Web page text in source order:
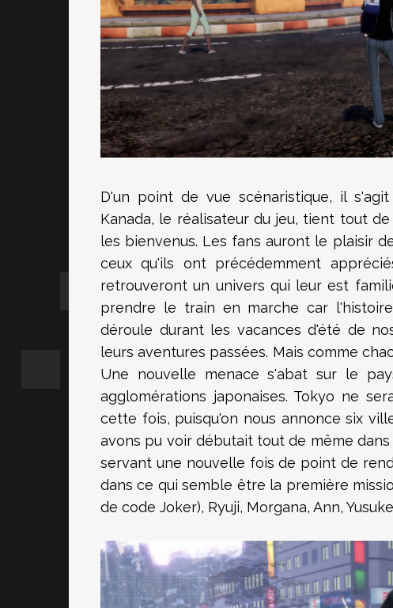
D'un point de vue scénaristique, il
Kanada, le réalisateur du jeu, tient tout
les bienvenus. Les fans auront le plaisir
ceux qu'ils ont précédemment
retrouveront un univers qui leur est
prendre le train en marche car
déroule durant les vacances d'été de
leurs aventures passées. Mais comme
Une nouvelle menace s'abat sur le
agglomérations japonaises. Tokyo ne
cette fois, puisqu'on nous annonce six
avons pu voir débutait tout de même
servant une nouvelle fois de point de
dans ce qui semble être la première
de code Joker), Ryuji, Morgana, Ann,